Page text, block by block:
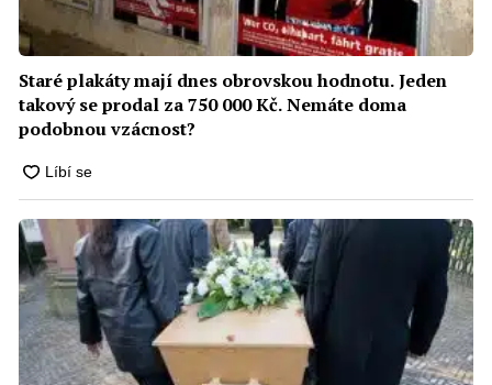
Staré plakáty mají dnes obrovskou hodnotu. Jeden
takový se prodal za 750 000 Kč. Nemáte doma
podobnou vzácnost?